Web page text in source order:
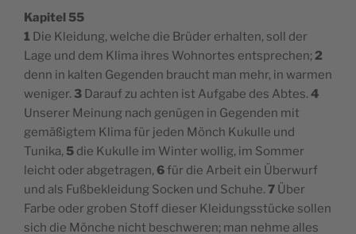
Kapitel 55
1 Die Kleidung, welche die Brüder erhalten, soll der
Lage und dem Klima ihres Wohnortes entsprechen; 2
denn in kalten Gegenden braucht man mehr, in warmen
weniger. 3 Darauf zu achten ist Aufgabe des Abtes. 4
Unserer Meinung nach genügen in Gegenden mit
gemäßigtem Klima für jeden Mönch Kukulle und
Tunika, 5 die Kukulle im Winter wollig, im Sommer
leicht oder abgetragen, 6für die Arbeit ein Überwurf
und als Fußbekleidung Socken und Schuhe. 7 Über
Farbe oder groben Stoff dieser Kleidungsstücke sollen
sich die Mönche nicht beschweren; man nehme alles